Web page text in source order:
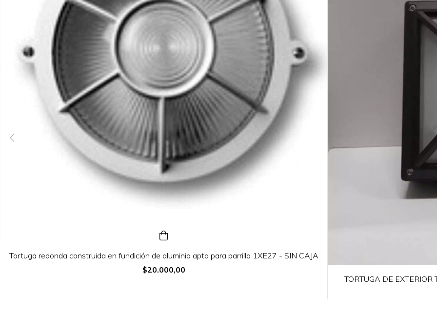
Tortuga redonda construida en fundición de aluminio apta para parrilla 1XE27 - SIN CAJA
$20.000,00
TORTUGA DE